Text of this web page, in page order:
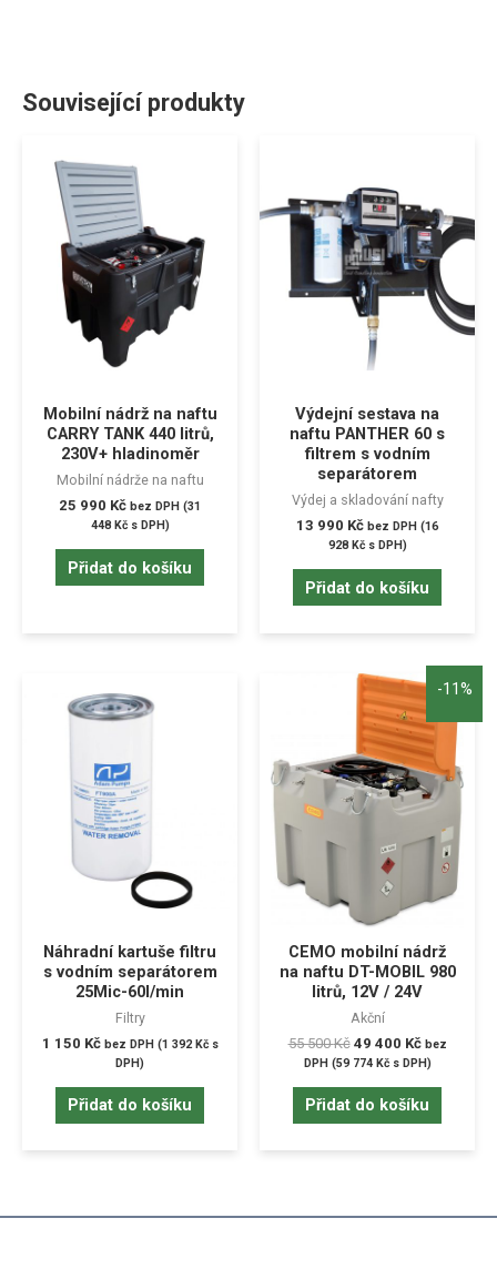
Související produkty
Mobilní nádrž na naftu
CARRY TANK 440 litrů,
230V+ hladinoměr
Mobilní nádrže na naftu
25 990 Kč bez DPH (31
448 Kčs DPH)
Přidat do košíku
Výdejní sestava na
naftu PANTHER 60 s
filtrem s vodním
separátorem
Výdej a skladování nafty
13 990 Kč bez DPH (16
928 Kčs DPH)
Přidat do košíku
Náhradní kartuše filtru
s vodním separátorem
25Mic-60l/min
Filtry
1 150 Kč bez DPH (1 392 Kčs
DPH)
Přidat do košíku
-11%
CEMO mobilní nádrž
na naftu DT-MOBIL 980
litrů, 12V / 24V
Akční
55 500Kč 49 400 Kč bez
DPH (59 774 Kčs DPH)
Přidat do košíku